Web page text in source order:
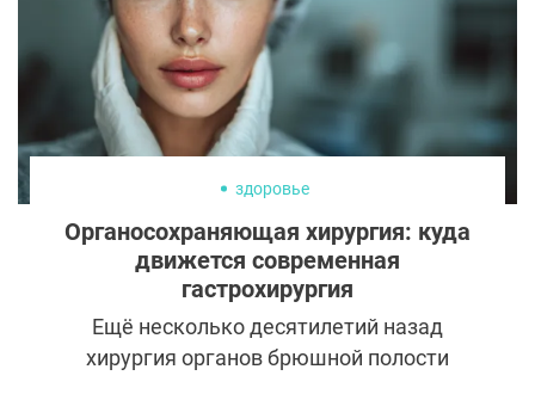
здоровье
Органосохраняющая хирургия: куда
движется современная
гастрохирургия
Ещё несколько десятилетий назад
хирургия органов брюшной полости